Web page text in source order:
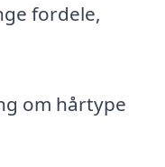
fordele,
om hårtype